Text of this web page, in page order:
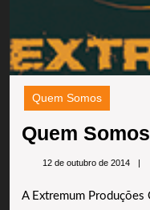
Quem Somos
Quem Somos
12 de outubro de 2014
A Extremum Produções Culturais é uma produtora